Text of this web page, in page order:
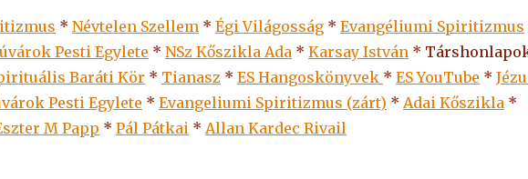
* Névtelen Szellem * Égi Világosság * Evangéliumi Spiritizmus
Pesti Egylete * NSz Kőszikla Ada * Karsay István *
Baráti Kör * Tianasz * ES Hangoskönyvek * ESYouTube *
Pesti Egylete * Evangeliumi Spiritizmus (zárt) * Adai Kőszikla *
M Papp * Pál Pátkai * Allan Kardec Rivail